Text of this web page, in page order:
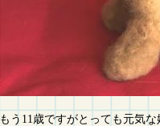
もう11歳ですがとっても元気